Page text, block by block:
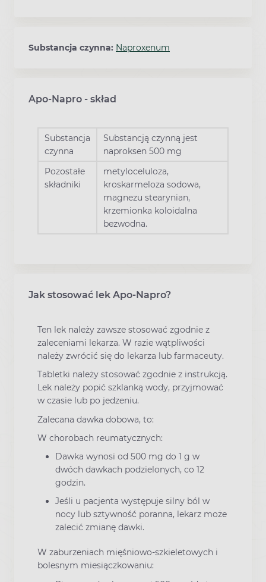
Substancja czynna: Naproxenum
Apo-Napro - skład
Substancja
czynna
Substancją czynną jest
naproksen 500 mg
Pozostałe
składniki
metyloceluloza,
kroskarmeloza sodowa,
magnezu stearynian,
krzemionka koloidalna
bezwodna.
Jak stosować lek Apo-Napro?
Ten lek należy zawsze stosować zgodnie z
zaleceniami lekarza. W razie wątpliwości
należy zwrócić się do lekarza lub farmaceuty.
Tabletki należy stosować zgodnie z instrukcją.
Lek należy popić szklanką wody, przyjmować
w czasie lub po jedzeniu.
Zalecana dawka dobowa, to:
W chorobach reumatycznych:
Dawka wynosi od 500 mg do 1 g w
dwóch dawkach podzielonych, co 12
godzin.
Jeśli u pacjenta występuje silny ból w
nocy lub sztywność poranna, lekarz może
zalecić zmianę dawki.
W zaburzeniach mięśniowo-szkieletowych i
bolesnym miesiączkowaniu: